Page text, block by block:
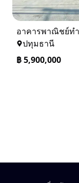
ปทุมธานี
฿5,900,000